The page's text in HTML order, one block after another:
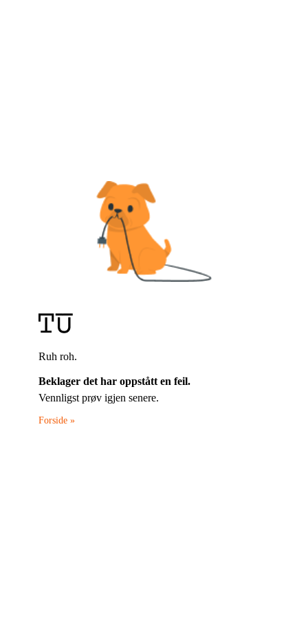
Ruh roh.
Beklager det har oppstått en feil.
Vennligst prøv igjen senere.
Forside »